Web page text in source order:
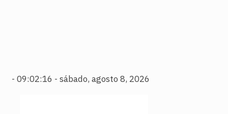
- 09:02:17 - sábado, agosto 8, 2026